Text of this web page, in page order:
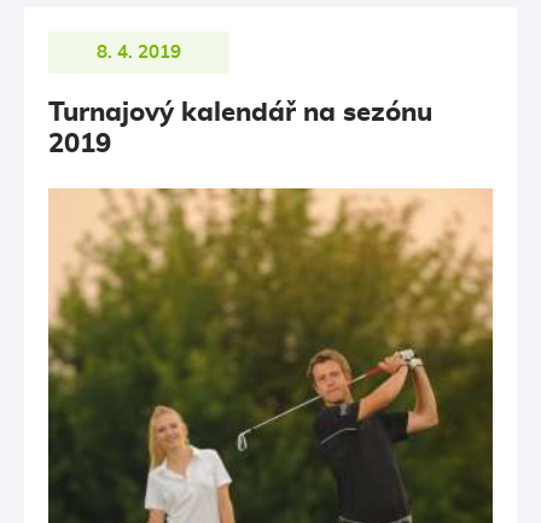
8. 4. 2019
Turnajový kalendář na sezónu
2019